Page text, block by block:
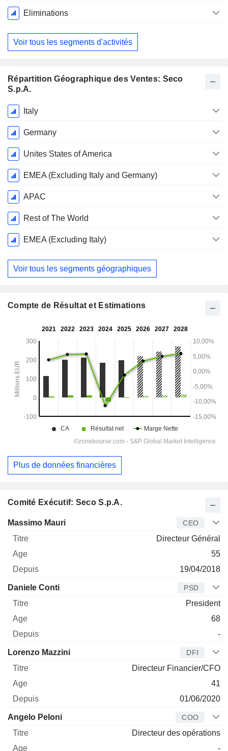
Eliminations
Voir tous les segments d'activités
Répartition Géographique des Ventes: Seco
S.p.A.
Période
Fiscale:
Décembre
Italy
Germany
Unites States of America
EMEA (Excluding Italy and Germany)
APAC
Rest of The World
EMEA (Excluding Italy)
Voir tous les segments géographiques
Comité Exécutif: Seco S.p.A.
Dirigeant Titre
Massimo Mauri CEO
Directeur Général
55
19/04/2018
Daniele Conti PSD
President
68
-
Lorenzo Mazzini DFI
Directeur Financier/CFO
41
01/06/2020
Angelo Peloni COO
Directeur des opérations
-
Compte de Résultat et Estimations
Plus de données financières